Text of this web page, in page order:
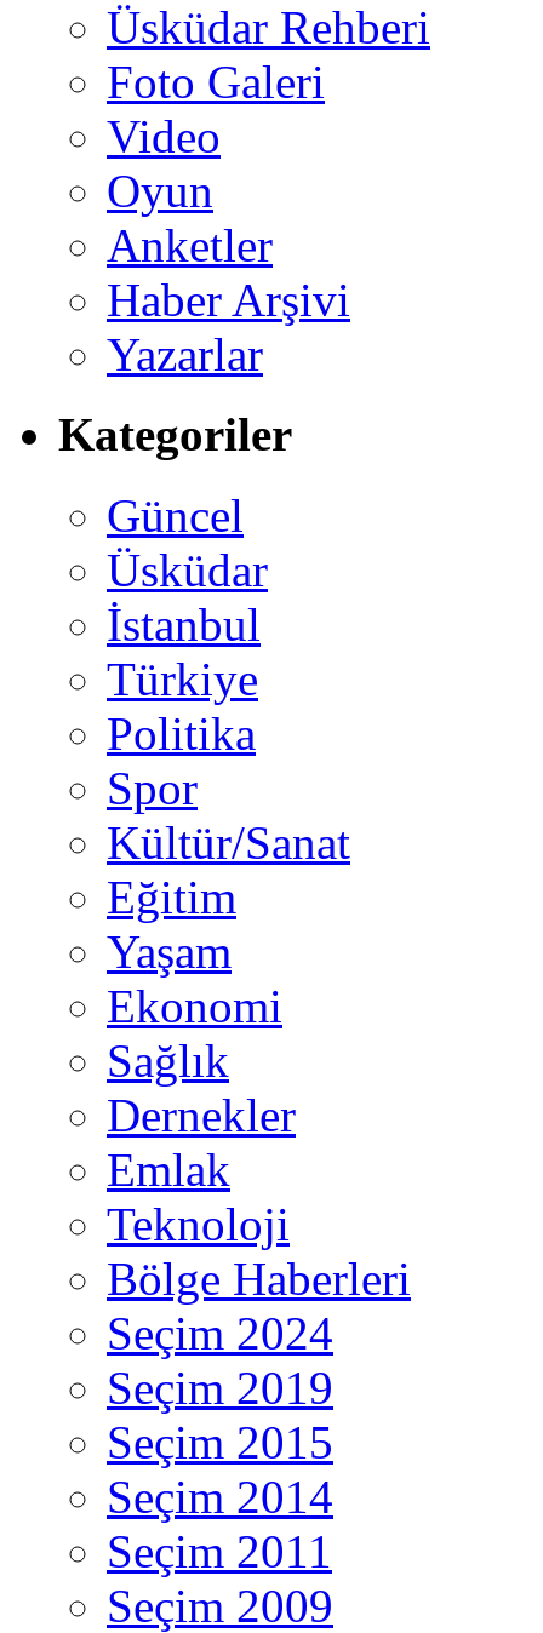
Üsküdar Rehberi
Foto Galeri
Video
Oyun
Anketler
Haber Arşivi
Yazarlar
Kategoriler
Güncel
Üsküdar
İstanbul
Türkiye
Politika
Spor
Kültür/Sanat
Eğitim
Yaşam
Ekonomi
Sağlık
Dernekler
Emlak
Teknoloji
Bölge Haberleri
Seçim 2024
Seçim 2019
Seçim 2015
Seçim 2014
Seçim 2011
Seçim 2009